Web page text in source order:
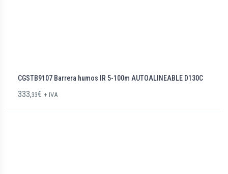
CGSTB9107 Barrera humos IR 5-100m AUTOALINEABLE D130C
333,33€ + IVA